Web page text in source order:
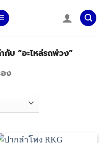
กับ “อะไหล่รถพ่วง”
ง